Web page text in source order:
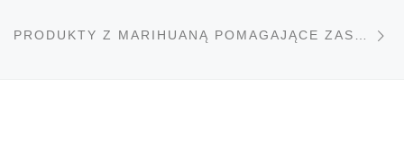
PRODUKTY Z MARIHUANĄ POMAGAJĄCE ZASNĄĆ